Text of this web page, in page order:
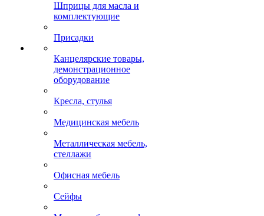
Шприцы для масла и
комплектующие
Присадки
Канцелярские товары,
демонстрационное
оборудование
Кресла, стулья
Медицинская мебель
Металлическая мебель,
стеллажи
Офисная мебель
Сейфы